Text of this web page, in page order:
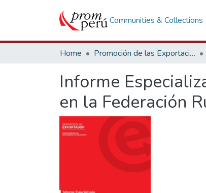
Communities & Collections
Home Promoción de las Exportaciones
Informe
en la Federación